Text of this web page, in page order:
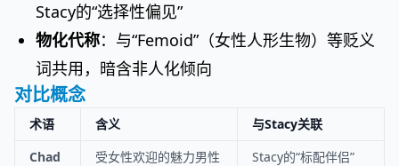
Stacy的“选择性偏见”
物化代称：与“Femoid”（女性人形生物）等贬义
词共用，暗含非人化倾向
对比概念
术语 含义
与Stacy关联
Chad
受女性欢迎的魅力男性 Stacy的“标配伴侣”